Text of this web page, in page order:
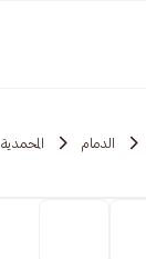
الدمام المحمدية